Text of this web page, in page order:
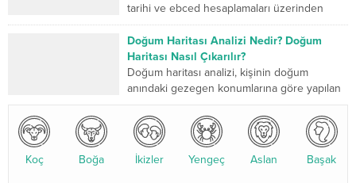
tarihi ve ebced hesaplamaları üzerinden
yapılan kadim bir değerlendirme sistemidir.
Son yıllarda özellikle yıldızname...
Doğum Haritası Analizi Nedir? Doğum
Haritası Nasıl Çıkarılır?
Doğum haritası analizi, kişinin doğum
anındaki gezegen konumlarına göre yapılan
analiz, karakter yapısı, ilişkiler, kariyer...
Koç Boğa İkizler Yengeç Aslan Başak